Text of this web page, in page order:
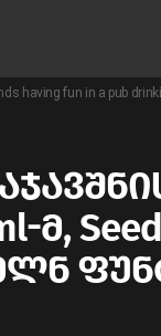
having fun in a pub
Seed